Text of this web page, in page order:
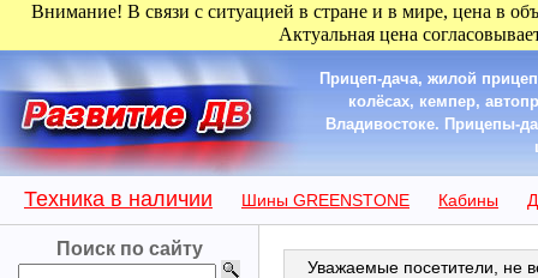
Внимание! В связи с ситуацией в стране и в мире, цена в
Актуальная цена
Прицеп-дача, жилой
колёсах, кемпер,
Владивостоке. Прицепы-
Техника в наличии Шины GREENSTONE Кабины
Поиск по сайту
Уважаемые посетители, не